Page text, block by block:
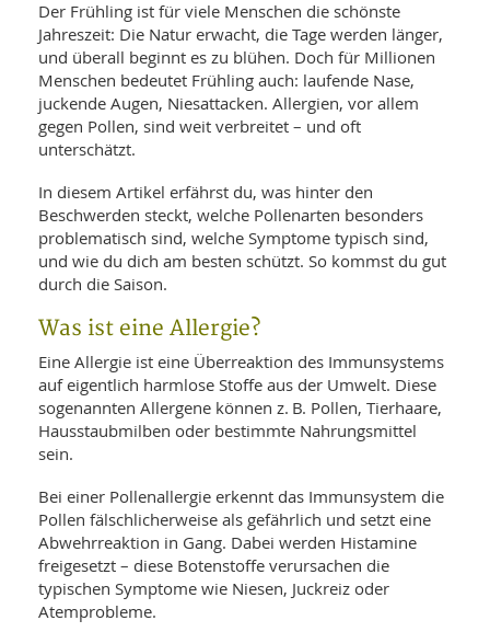
Der Frühling ist für viele Menschen die schönste
Jahreszeit: Die Natur erwacht, die Tage werden länger,
und überall beginnt es zu blühen. Doch für Millionen
Menschen bedeutet Frühling auch: laufende Nase,
juckende Augen, Niesattacken. Allergien, vor allem
gegen Pollen, sind weit verbreitet – und oft
unterschätzt.
In diesem Artikel erfährst du, was hinter den
Beschwerden steckt, welche Pollenarten besonders
problematisch sind, welche Symptome typisch sind,
und wie du dich am besten schützt. So kommst du gut
durch die Saison.
Was ist eine Allergie?
Eine Allergie ist eine Überreaktion des Immunsystems
auf eigentlich harmlose Stoffe aus der Umwelt. Diese
sogenannten Allergene können z. B. Pollen, Tierhaare,
Hausstaubmilben oder bestimmte Nahrungsmittel
sein.
Bei einer Pollenallergie erkennt das Immunsystem die
Pollen fälschlicherweise als gefährlich und setzt eine
Abwehrreaktion in Gang. Dabei werden Histamine
freigesetzt – diese Botenstoffe verursachen die
typischen Symptome wie Niesen, Juckreiz oder
Atemprobleme.